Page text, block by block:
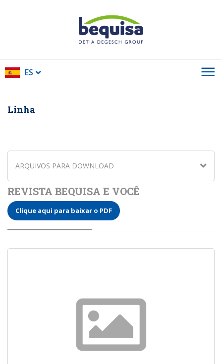
ES
Linha
ARQUIVOS PARA DOWNLOAD
REVISTA BEQUISA E VOCÊ
Clique aqui para baixar o PDF